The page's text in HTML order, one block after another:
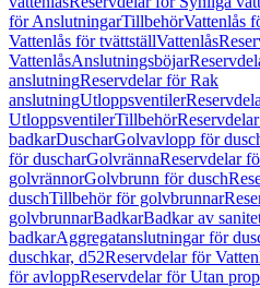
för AnslutningarTillbehörVattenlås
Vattenlås för tvättställVattenlås
VattenlåsAnslutningsböjar
anslutningReservdelar för Rak
anslutningUtloppsventiler
UtloppsventilerTillbehör
badkarDuscharGolvavlopp för
för duscharGolvrännaReservdelar
golvrännorGolvbrunn för dusch
duschTillbehör för golvbrunnar
golvbrunnarBadkarBadkar av
badkarAggregatanslutningar för
duschkar, d52Reservdelar för
för avloppReservdelar för Utan